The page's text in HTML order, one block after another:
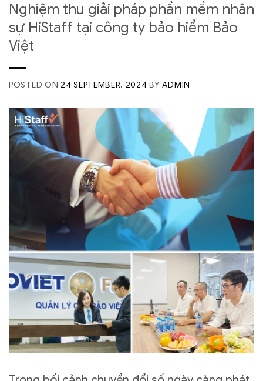
Nghiệm thu giải pháp phần mềm nhân
sự HiStaff tại công ty bảo hiểm Bảo
Việt
POSTED ON 24 SEPTEMBER, 2024 BYADMIN